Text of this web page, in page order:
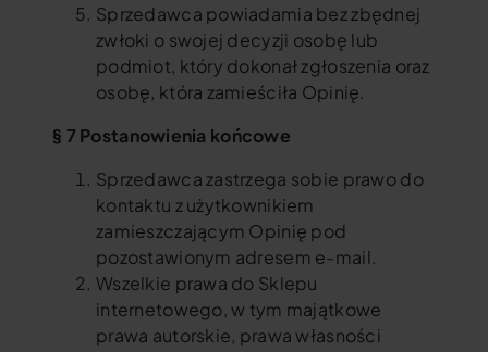
Sprzedawca powiadamia bez zbędnej
zwłoki o swojej decyzji osobę lub
podmiot, który dokonał zgłoszenia oraz
osobę, która zamieściła Opinię.
§ 7 Postanowienia końcowe
Sprzedawca zastrzega sobie prawo do
kontaktu z użytkownikiem
zamieszczającym Opinię pod
pozostawionym adresem e-mail.
Wszelkie prawa do Sklepu
internetowego, w tym majątkowe
prawa autorskie, prawa własności